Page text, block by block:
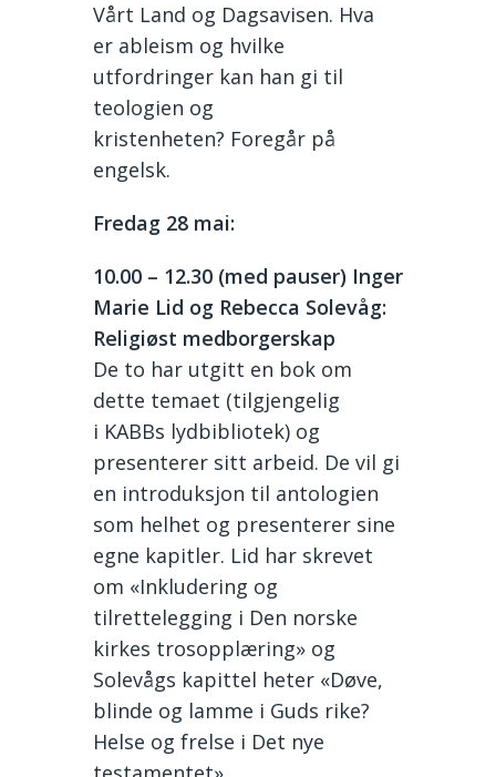
Vårt Land og Dagsavisen. Hva
er ableism og hvilke
utfordringer kan han gi til
teologien og
kristenheten? Foregår på
engelsk.
Fredag 28 mai:
10.00 – 12.30 (med pauser) Inger
Marie Lid og Rebecca Solevåg:
Religiøst medborgerskap
De to har utgitt en bok om
dette temaet (tilgjengelig
i KABBs lydbibliotek) og
presenterer sitt arbeid. De vil gi
en introduksjon til antologien
som helhet og presenterer sine
egne kapitler. Lid har skrevet
om «Inkludering og
tilrettelegging i Den norske
kirkes trosopplæring» og
Solevågs kapittel heter «Døve,
blinde og lamme i Guds rike?
Helse og frelse i Det nye